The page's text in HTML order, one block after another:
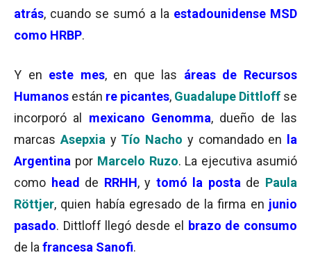
atrás, cuando se sumó a la estadounidense MSD
como HRBP.
Y en este mes, en que las áreas de Recursos
Humanos están re picantes, Guadalupe Dittloff se
incorporó al mexicano Genomma, dueño de las
marcas Asepxia y Tío Nacho y comandado en la
Argentina por Marcelo Ruzo. La ejecutiva asumió
como head de RRHH, y tomó la posta de Paula
Röttjer, quien había egresado de la firma en junio
pasado. Dittloff llegó desde el brazo de consumo
de la francesa Sanofi.